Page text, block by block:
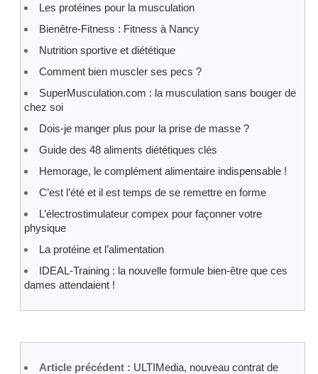
Les protéines pour la musculation
Bienêtre-Fitness : Fitness à Nancy
Nutrition sportive et diététique
Comment bien muscler ses pecs ?
SuperMusculation.com : la musculation sans bouger de
chez soi
Dois-je manger plus pour la prise de masse ?
Guide des 48 aliments diététiques clés
Hemorage, le complément alimentaire indispensable !
C’est l’été et il est temps de se remettre en forme
L’électrostimulateur compex pour façonner votre
physique
La protéine et l’alimentation
IDEAL-Training : la nouvelle formule bien-être que ces
dames attendaient !
Article précédent : ULTIMedia, nouveau contrat de